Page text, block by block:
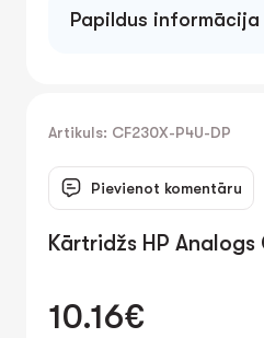
Papildus informācija
Artikuls: CF230X-P4U-DP
Pievienot komentāru
Kārtridžs HP Analogs
10.16€